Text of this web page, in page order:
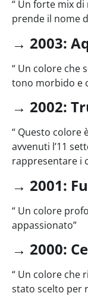
“ Un forte mix
prende il nome
→ 2003:
“ Un colore che
tono morbido e
→ 2002:
“ Questo colore
avvenuti l’11
rappresentare i
→ 2001:
“ Un colore
appassionato”
→ 2000:
“ Un colore che
stato scelto per